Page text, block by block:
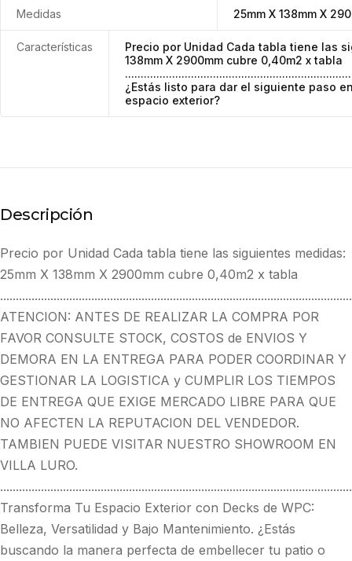
Medidas 25mm X 138mm X
Características
Precio por Unidad Cada tabla tiene las
138mm X 2900mm cubre 0,40m2 x tabla
¿Estás listo para dar el siguiente paso
espacio exterior?
Descripción
Precio por Unidad Cada tabla tiene las siguientes medidas:
25mm X 138mm X 2900mm cubre 0,40m2 x tabla
ATENCION: ANTES DE REALIZAR LA COMPRA POR
FAVOR CONSULTE STOCK, COSTOS de ENVIOS Y
DEMORA EN LA ENTREGA PARA PODER COORDINAR Y
GESTIONAR LA LOGISTICA y CUMPLIR LOS TIEMPOS
DE ENTREGA QUE EXIGE MERCADO LIBRE PARA QUE
NO AFECTEN LA REPUTACION DEL VENDEDOR.
TAMBIEN PUEDE VISITAR NUESTRO SHOWROOM EN
VILLA LURO.
Transforma Tu Espacio Exterior con Decks de WPC:
Belleza, Versatilidad y Bajo Mantenimiento. ¿Estás
buscando la manera perfecta de embellecer tu patio o